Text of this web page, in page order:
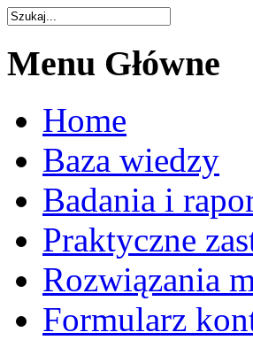
Menu Główne
Home
Baza wiedzy
Badania i
Praktyczne
Rozwiązania
Formularz